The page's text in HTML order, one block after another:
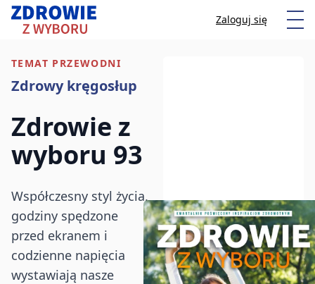
Przeskocz do treści Zaloguj się
Zacznij pisać, aby wyszukać artykuły
TEMAT PRZEWODNI
Zdrowy kręgosłup
Zdrowie z
wyboru 93
Współczesny styl życia,
godziny spędzone
przed ekranem i
codzienne napięcia
wystawiają nasze